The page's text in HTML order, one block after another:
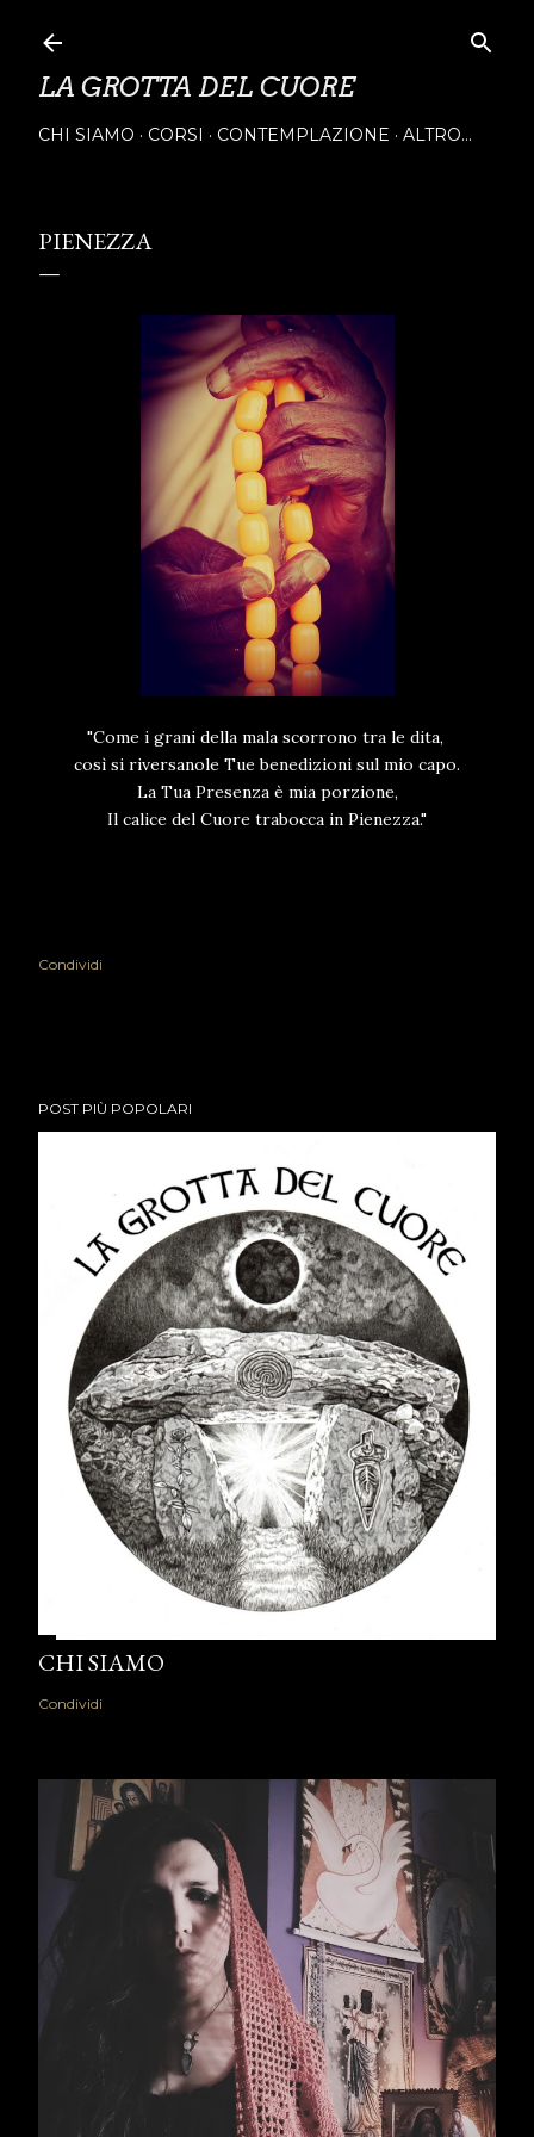
LA GROTTA DEL CUORE
CHI SIAMO CORSI CONTEMPLAZIONE ALTRO…
PIENEZZA
"Come i grani della mala scorrono tra le dita,
così si riversanole Tue benedizioni sul mio capo.
La Tua Presenza è mia porzione,
Il calice del Cuore trabocca in Pienezza."
Condividi
POST PIÙ POPOLARI
CHI SIAMO
Condividi